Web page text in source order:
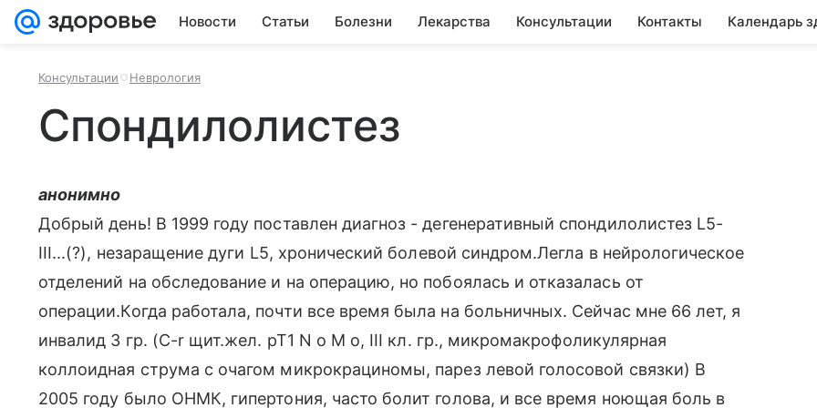
Новости Статьи Болезни Лекарства Консультации Контакты Календарь
Консультации Неврология
Cпондилолистез
анонимно
Добрый день! В 1999 году поставлен диагноз - дегенеративный спондилолистез L5-
III...(?), незаращение дуги L5, хронический болевой синдром.Легла в нейрологическое
отделений на обследование и на операцию, но побоялась и отказалась от
операции.Когда работала, почти все время была на больничных. Сейчас мне 66 лет, я
инвалид 3 гр. (C-r щит.жел. рТ1 N o M o, III кл. гр., микромакрофоликулярная
коллоидная струма с очагом микрокрациномы, парез левой голосовой связки) В
2005 году было ОНМК, гипертония, часто болит голова, и все время ноющая боль в